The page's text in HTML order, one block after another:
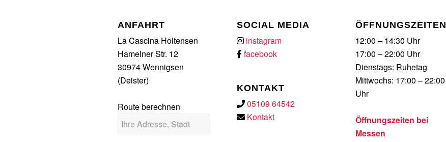
ANFAHRT
La Cascina Holtensen
Hamelner Str. 12
30974 Wennigsen
(Deister)
Route berechnen
SOCIAL MEDIA
instagram
facebook
KONTAKT
05109 64542
Kontakt
ÖFFNUNGSZEITEN
12:00 – 14:30 Uhr
17:00 – 22:00 Uhr
Dienstags: Ruhetag
Mittwochs: 17:00 – 22:00
Uhr
Öffnungszeiten bei
Messen